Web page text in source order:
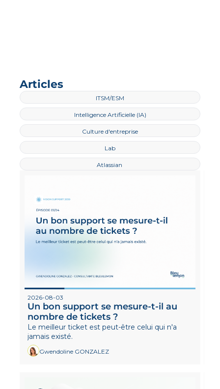
Articles
ITSM/ESM
Intelligence Artificielle (IA)
Culture d'entreprise
Lab
2026-08-03
Un bon support se mesure-t-il au
nombre de tickets ?
Le meilleur ticket est peut-être celui qui n'a
jamais existé.
Gwendoline GONZALEZ